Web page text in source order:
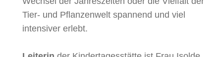
Tier- und Pflanzenwelt spannend und viel
intensiver erlebt.